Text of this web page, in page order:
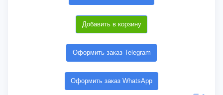
Добавить в корзину
Оформить заказ Telegram
Оформить заказ WhatsApp